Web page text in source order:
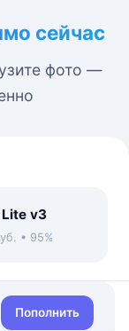
сейчас
фото —
Lite v3
• 95%
Пополнить